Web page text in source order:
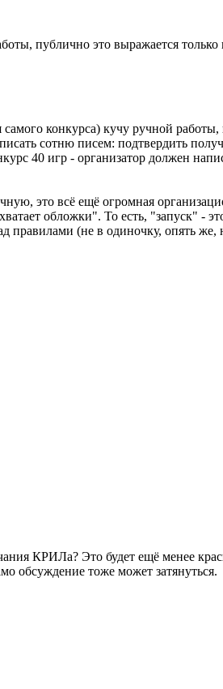
публично это выражается только
конкурса) кучу ручной
сотню писем: подтвердить
40 игр - организатор должен
это всё ещё огромная
обложки". То есть, "запуск" -
правилами (не в одиночку, опять
КРИЛа? Это будет ещё менее
обсуждение тоже может затянуться.